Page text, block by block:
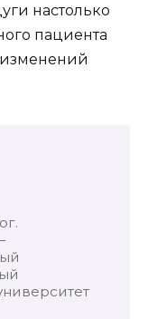
настолько
пациента